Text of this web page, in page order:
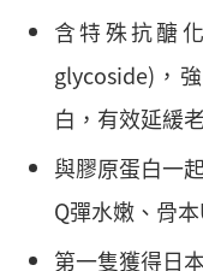
含特殊抗醣
glycoside)，
白，有效延緩
與膠原蛋白一
Q彈水嫩、骨
第一隻獲得日